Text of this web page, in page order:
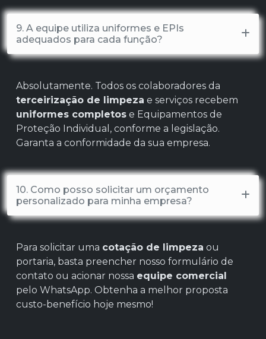
9. A equipe utiliza uniformes e EPIs
adequados para cada função?
Absolutamente. Todos os colaboradores da
terceirização de limpeza e serviços recebem
uniformes completos e Equipamentos de
Proteção Individual, conforme a legislação.
Garanta a conformidade da sua empresa.
10. Como posso solicitar um orçamento
personalizado para minha empresa?
Para solicitar uma cotação de limpeza ou
portaria, basta preencher nosso formulário de
contato ou acionar nossa equipe comercial
pelo WhatsApp. Obtenha a melhor proposta
custo-benefício hoje mesmo!